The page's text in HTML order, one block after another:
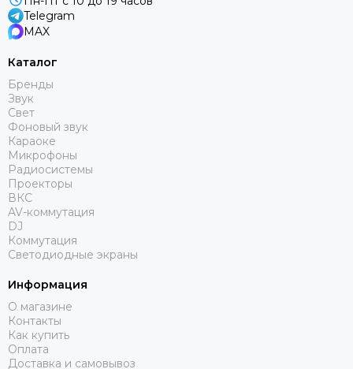
Telegram
MAX
Каталог
Бренды
Звук
Свет
Фоновый звук
Караоке
Микрофоны
Радиосистемы
Проекторы
ВКС
AV-коммутация
DJ
Коммутация
Светодиодные экраны
Информация
О магазине
Контакты
Как купить
Оплата
Доставка и самовывоз